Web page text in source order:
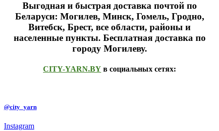
Выгодная и быстрая доставка почтой по
Беларуси: Могилев, Минск, Гомель, Гродно,
Витебск, Брест, все области, районы и
населенные пункты. Бесплатная доставка по
городу Могилеву.
CITY-YARN.BY в социальных сетях:
@city_yarn
Instagram